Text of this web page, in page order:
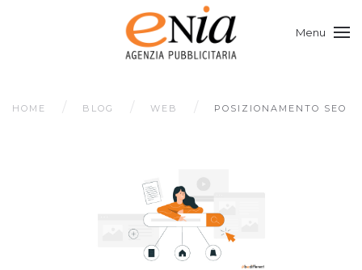
Menu
HOME BLOG WEB POSIZIONAMENTO SEO